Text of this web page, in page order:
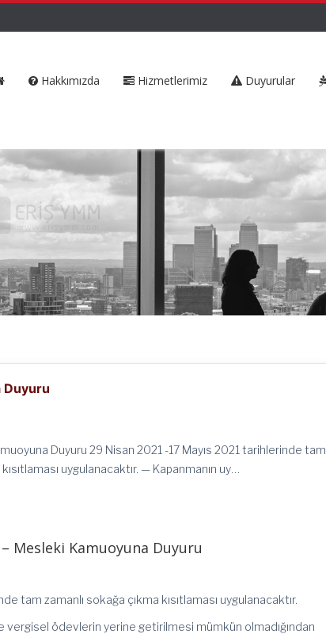
Hakkımızda Hizmetlerimiz Duyurular
Duyuru
Duyuru 29 Nisan 2021 -17 Mayıs 2021 tarihlerinde tam
uygulanacaktır. — Kapanmanın uy…
Mesleki Kamuoyuna Duyuru
tam zamanlı sokağa çıkma kısıtlaması uygulanacaktır.
vergisel ödevlerin yerine getirilmesi mümkün olmadığından